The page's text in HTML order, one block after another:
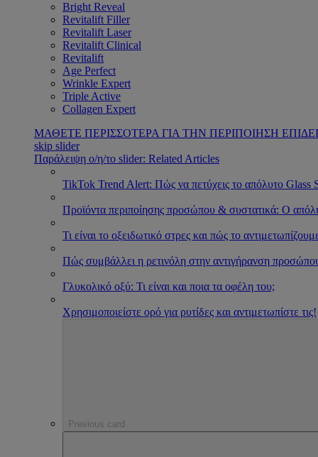
Bright Reveal
Revitalift Filler
Revitalift Laser
Revitalift Clinical
Revitalift
Age Perfect
Wrinkle Expert
Triple Active
Collagen Expert
ΜΑΘΕΤΕ ΠΕΡΙΣΣΟΤΕΡΑ ΓΙΑ ΤΗΝ ΠΕΡΙΠΟΙΗΣΗ
skip slider
Παράλειψη ο/η/το slider: Related Articles
TikTok Trend Alert: Πώς να πετύχεις το απόλυτο Glass
Προϊόντα περιποίησης προσώπου & συστατικά: Ο
Τι είναι το οξειδωτικό στρες και πώς το
Πώς συμβάλλει η ρετινόλη στην αντιγήρανση
Γλυκολικό οξύ: Τι είναι και ποια τα οφέλη του;
Χρησιμοποιείστε ορό για ρυτίδες και αντιμετωπίστε τις!
Previous card